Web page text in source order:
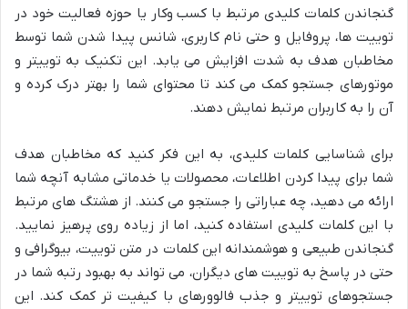
گنجاندن کلمات کلیدی مرتبط با کسب وکار یا حوزه فعالیت خود در
توییت ها، پروفایل و حتی نام کاربری، شانس پیدا شدن شما توسط
مخاطبان هدف به شدت افزایش می یابد. این تکنیک به توییتر و
موتورهای جستجو کمک می کند تا محتوای شما را بهتر درک کرده و
آن را به کاربران مرتبط نمایش دهند.
برای شناسایی کلمات کلیدی، به این فکر کنید که مخاطبان هدف
شما برای پیدا کردن اطلاعات، محصولات یا خدماتی مشابه آنچه شما
ارائه می دهید، چه عباراتی را جستجو می کنند. از هشتگ های مرتبط
با این کلمات کلیدی استفاده کنید، اما از زیاده روی پرهیز نمایید.
گنجاندن طبیعی و هوشمندانه این کلمات در متن توییت، بیوگرافی و
حتی در پاسخ به توییت های دیگران، می تواند به بهبود رتبه شما در
جستجوهای توییتر و جذب فالوورهای با کیفیت تر کمک کند. این